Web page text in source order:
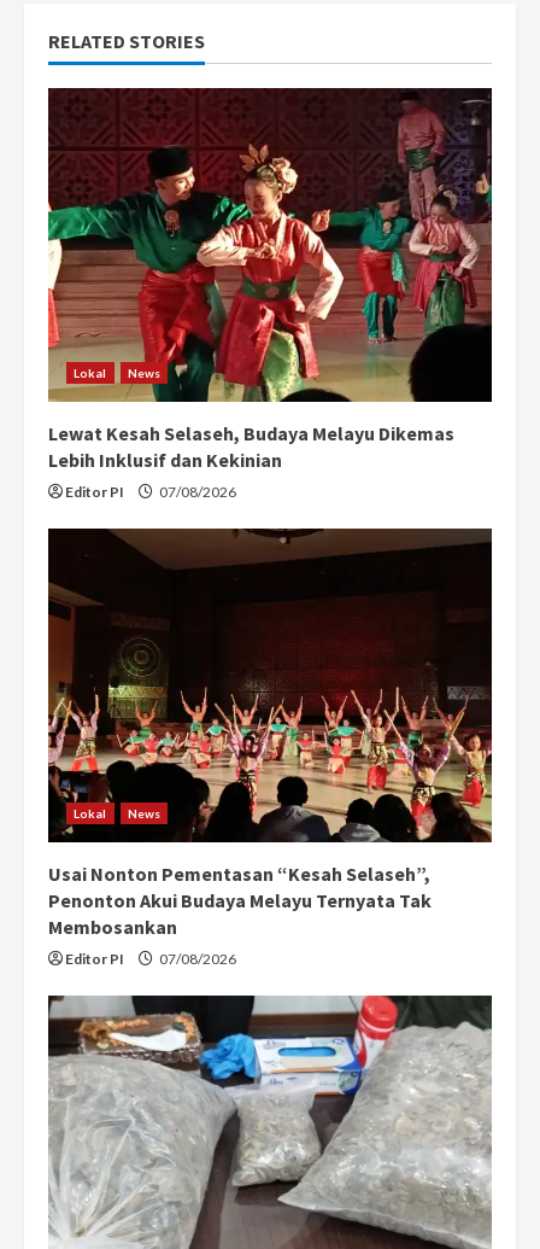
u
e
R
e
a
d
i
n
g
RELATED STORIES
Lokal News
Lewat Kesah Selaseh, Budaya Melayu Dikemas
Lebih Inklusif dan Kekinian
Editor PI 07/08/2026
Lokal News
Usai Nonton Pementasan “Kesah Selaseh”,
Penonton Akui Budaya Melayu Ternyata Tak
Membosankan
Editor PI 07/08/2026